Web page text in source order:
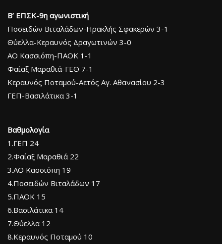
Β’ ΕΠΣΚ-9η αγωνιστική
Ποσειδών Βιταλάδων-Ηρακλής Σφακερών 3-1
Θύελλα-Κεραυνός Δραγωτινών 3-0
AΟ Κασσιόπη-ΠΑΟΚ 1-1
Φαίαξ Μαραθιά-ΓΕΘ 7-1
Κεραυνός Ποταμού-Αετός Αγ. Αθανασίου 2-3
ΓΕΠ-Βασιλάτικα 3-1
Βαθμολογία
1.ΓΕΠ 24
2.Φαίαξ Μαραθιά 22
3.ΑΟ Κασσιόπη 19
4.Ποσειδών Βιταλάδων 17
5.ΠΑΟΚ 15
6.Βασιλάτικα 14
7.Θύελλα 12
8.Κεραυνός Ποταμού 10